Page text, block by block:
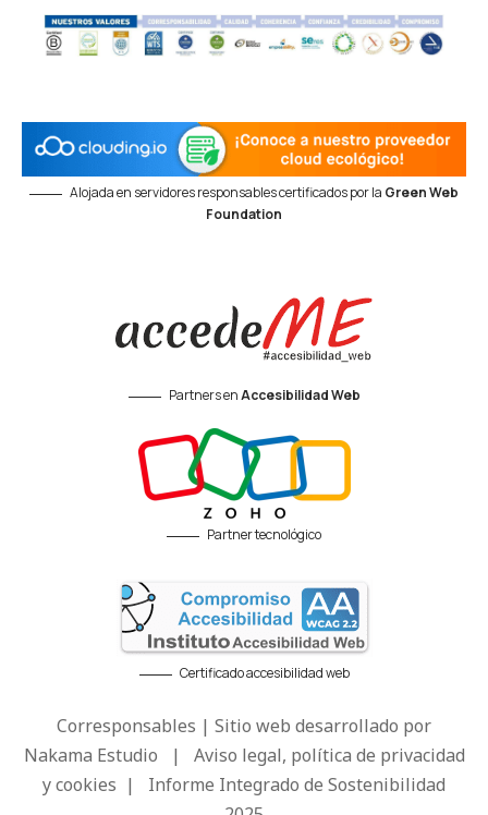
Alojada en servidores responsables certificados por la Green Web
Foundation
Partners enAccesibilidad Web
Partner tecnológico
Certificado accesibilidad web
Corresponsables | Sitio web desarrollado por
Nakama Estudio | Aviso legal, política de privacidad
y cookies | Informe Integrado de Sostenibilidad